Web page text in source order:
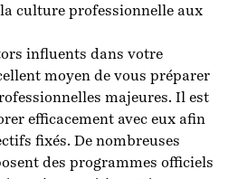
culture professionnelle aux
influents dans votre
moyen de vous préparer
majeures. Il est
efficacement avec eux afin
fixés. De nombreuses
des programmes officiels